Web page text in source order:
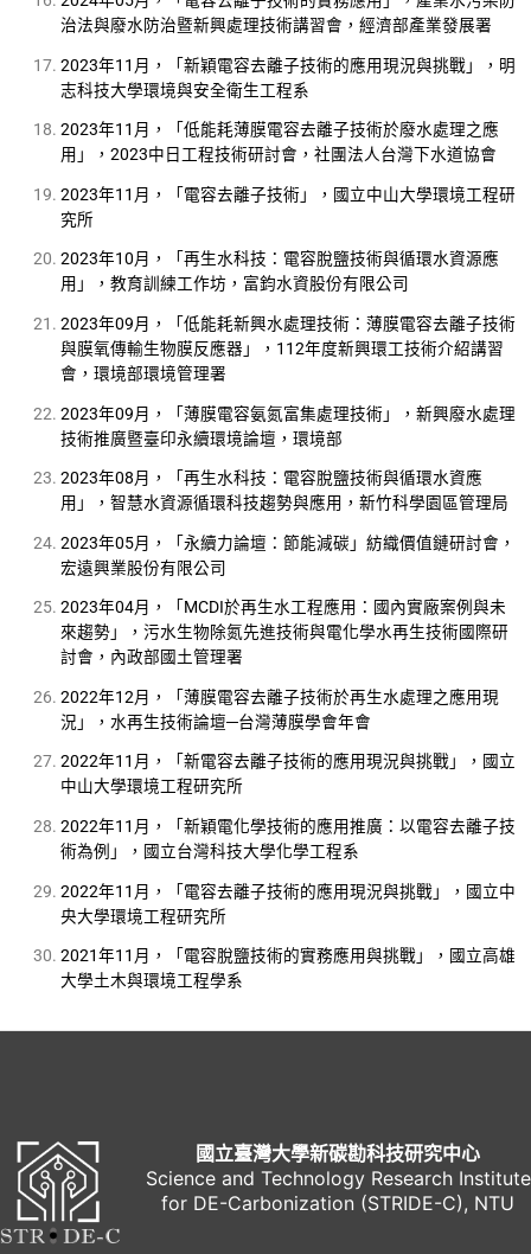
治法與廢水防治暨新興處理技術講習會，經濟部產業發展署
2023年11月，「新穎電容去離子技術的應用現況與挑戰」，明
志科技大學環境與安全衛生工程系
2023年11月，「低能耗薄膜電容去離子技術於廢水處理之應
用」，2023中日工程技術研討會，社團法人台灣下水道協會
2023年11月，「電容去離子技術」，國立中山大學環境工程研
究所
2023年10月，「再生水科技：電容脫鹽技術與循環水資源應
用」，教育訓練工作坊，富鈞水資股份有限公司
2023年09月，「低能耗新興水處理技術：薄膜電容去離子技術
與膜氧傳輸生物膜反應器」，112年度新興環工技術介紹講習
會，環境部環境管理署
2023年09月，「薄膜電容氨氮富集處理技術」，新興廢水處理
技術推廣暨臺印永續環境論壇，環境部
2023年08月，「再生水科技：電容脫鹽技術與循環水資應
用」，智慧水資源循環科技趨勢與應用，新竹科學園區管理局
2023年05月，「永續力論壇：節能減碳」紡織價值鏈研討會，
宏遠興業股份有限公司
2023年04月，「MCDI於再生水工程應用：國內實廠案例與未
來趨勢」，污水生物除氮先進技術與電化學水再生技術國際研
討會，內政部國土管理署
2022年12月，「薄膜電容去離子技術於再生水處理之應用現
況」，水再生技術論壇─台灣薄膜學會年會
2022年11月，「新電容去離子技術的應用現況與挑戰」，國立
中山大學環境工程研究所
2022年11月，「新穎電化學技術的應用推廣：以電容去離子技
術為例」，國立台灣科技大學化學工程系
2022年11月，「電容去離子技術的應用現況與挑戰」，國立中
央大學環境工程研究所
2021年11月，「電容脫鹽技術的實務應用與挑戰」，國立高雄
大學土木與環境工程學系
國立臺灣大學新碳勘科技研究中心
Science and Technology Research Institute
for DE-Carbonization (STRIDE-C), NTU